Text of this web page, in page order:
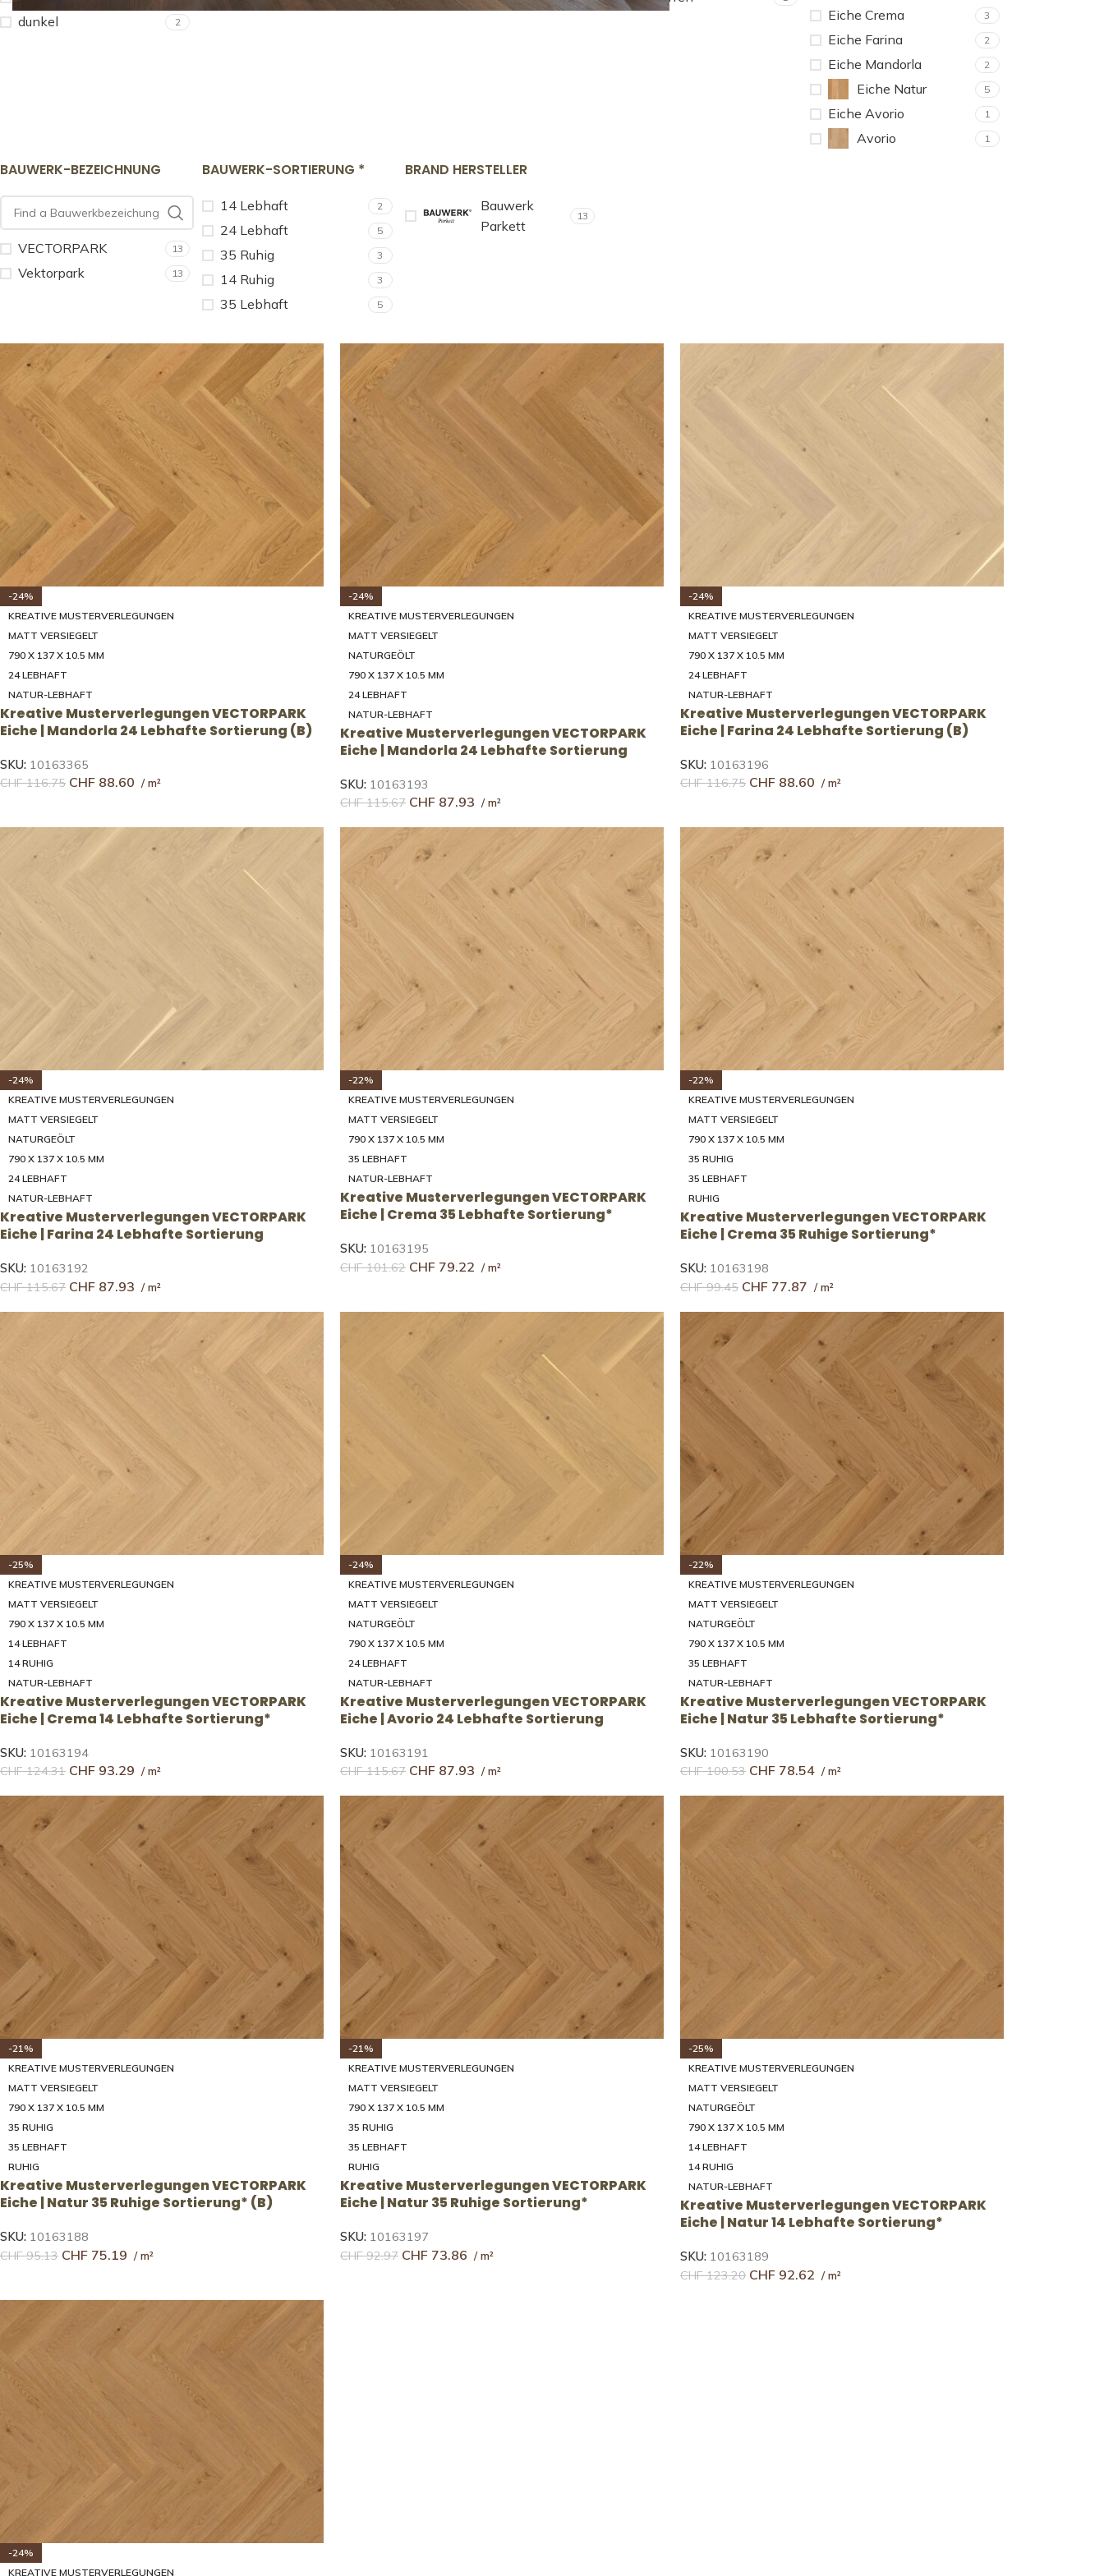
dunkel 2 Eiche Crema 3
Eiche Farina 2
Eiche Mandorla 2
Eiche Natur 5
Eiche Avorio 1
Avorio 1
BAUWERK-BEZEICHNUNG
VECTORPARK 13
Vektorpark 13
BAUWERK-SORTIERUNG *
14 Lebhaft 2
24 Lebhaft 5
35 Ruhig 3
14 Ruhig 3
35 Lebhaft 5
BRAND HERSTELLER
Bauwerk
Parkett
13
-24%
KREATIVE MUSTERVERLEGUNGEN
MATT VERSIEGELT
790 X 137 X 10.5 MM
24 LEBHAFT
NATUR-LEBHAFT
Kreative Musterverlegungen VECTORPARK
Eiche | Mandorla 24 Lebhafte Sortierung (B)
SKU: 10163365
CHF116.75 CHF 88.60
-24%
KREATIVE MUSTERVERLEGUNGEN
MATT VERSIEGELT
NATURGEÖLT
790 X 137 X 10.5 MM
24 LEBHAFT
NATUR-LEBHAFT
Kreative Musterverlegungen VECTORPARK
Eiche | Mandorla 24 Lebhafte Sortierung
SKU: 10163193
CHF115.67 CHF 87.93
-24%
KREATIVE MUSTERVERLEGUNGEN
MATT VERSIEGELT
790 X 137 X 10.5 MM
24 LEBHAFT
NATUR-LEBHAFT
Kreative Musterverlegungen VECTORPARK
Eiche | Farina 24 Lebhafte Sortierung (B)
SKU: 10163196
CHF116.75 CHF 88.60
-24%
KREATIVE MUSTERVERLEGUNGEN
MATT VERSIEGELT
NATURGEÖLT
790 X 137 X 10.5 MM
24 LEBHAFT
NATUR-LEBHAFT
Kreative Musterverlegungen VECTORPARK
Eiche | Farina 24 Lebhafte Sortierung
SKU: 10163192
CHF115.67 CHF 87.93
-22%
KREATIVE MUSTERVERLEGUNGEN
MATT VERSIEGELT
790 X 137 X 10.5 MM
35 LEBHAFT
NATUR-LEBHAFT
Kreative Musterverlegungen VECTORPARK
Eiche | Crema 35 Lebhafte Sortierung*
SKU: 10163195
CHF101.62 CHF 79.22
-22%
KREATIVE MUSTERVERLEGUNGEN
MATT VERSIEGELT
790 X 137 X 10.5 MM
35 RUHIG
35 LEBHAFT
RUHIG
Kreative Musterverlegungen VECTORPARK
Eiche | Crema 35 Ruhige Sortierung*
SKU: 10163198
CHF99.45 CHF 77.87
-25%
KREATIVE MUSTERVERLEGUNGEN
MATT VERSIEGELT
790 X 137 X 10.5 MM
14 LEBHAFT
14 RUHIG
NATUR-LEBHAFT
Kreative Musterverlegungen VECTORPARK
Eiche | Crema 14 Lebhafte Sortierung*
SKU: 10163194
CHF124.31 CHF 93.29
-24%
KREATIVE MUSTERVERLEGUNGEN
MATT VERSIEGELT
NATURGEÖLT
790 X 137 X 10.5 MM
24 LEBHAFT
NATUR-LEBHAFT
Kreative Musterverlegungen VECTORPARK
Eiche | Avorio 24 Lebhafte Sortierung
SKU: 10163191
CHF115.67 CHF 87.93
-22%
KREATIVE MUSTERVERLEGUNGEN
MATT VERSIEGELT
NATURGEÖLT
790 X 137 X 10.5 MM
35 LEBHAFT
NATUR-LEBHAFT
Kreative Musterverlegungen VECTORPARK
Eiche | Natur 35 Lebhafte Sortierung*
SKU: 10163190
CHF100.53 CHF 78.54
-21%
KREATIVE MUSTERVERLEGUNGEN
MATT VERSIEGELT
790 X 137 X 10.5 MM
35 RUHIG
35 LEBHAFT
RUHIG
Kreative Musterverlegungen VECTORPARK
Eiche | Natur 35 Ruhige Sortierung* (B)
SKU: 10163188
CHF95.13 CHF 75.19
-21%
KREATIVE MUSTERVERLEGUNGEN
MATT VERSIEGELT
790 X 137 X 10.5 MM
35 RUHIG
35 LEBHAFT
RUHIG
Kreative Musterverlegungen VECTORPARK
Eiche | Natur 35 Ruhige Sortierung*
SKU: 10163197
CHF92.97 CHF 73.86
-25%
KREATIVE MUSTERVERLEGUNGEN
MATT VERSIEGELT
NATURGEÖLT
790 X 137 X 10.5 MM
14 LEBHAFT
14 RUHIG
NATUR-LEBHAFT
Kreative Musterverlegungen VECTORPARK
Eiche | Natur 14 Lebhafte Sortierung*
SKU: 10163189
CHF123.20 CHF 92.62
-24%
KREATIVE MUSTERVERLEGUNGEN